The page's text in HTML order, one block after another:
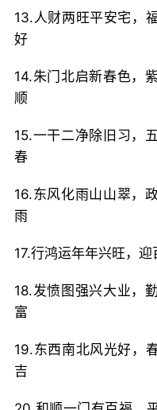
13.人财两旺平安宅，
好
14.朱门北启新春色，
顺
15.一干二净除旧习，
春
16.东风化雨山山翠，
雨
17.行鸿运年年兴旺，
18.发愤图强兴大业，
富
19.东西南北风光好，
吉